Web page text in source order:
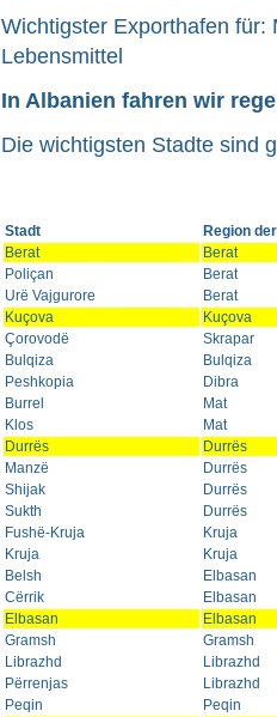
Wichtigster Exporthafen für:
Lebensmittel
In Albanien fahren wir
Die wichtigsten Stadte sind
Stadt
Region
Berat
Berat
Poliçan
Berat
Urë Vajgurore
Berat
Kuçova
Kuçova
Çorovodë
Skrapar
Bulqiza
Bulqiza
Peshkopia
Dibra
Burrel
Mat
Klos
Mat
Durrës
Durrës
Manzë
Durrës
Shijak
Durrës
Sukth
Durrës
Fushë-Kruja
Kruja
Kruja
Kruja
Belsh
Elbasan
Cërrik
Elbasan
Elbasan
Elbasan
Gramsh
Gramsh
Librazhd
Librazhd
Përrenjas
Librazhd
Peqin
Peqin